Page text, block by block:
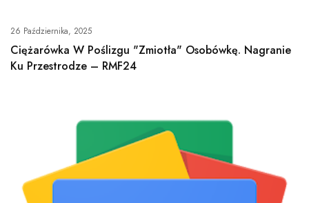
26 Października, 2025
Ciężarówka W Poślizgu "zmiotła" Osobówkę. Nagranie
Ku Przestrodze – RMF24